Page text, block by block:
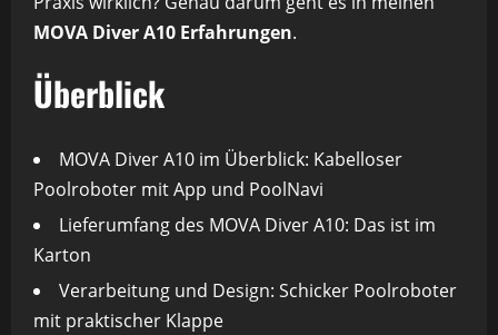
MOVA Diver A10 Erfahrungen.
Überblick
MOVA Diver A10 im Überblick: Kabelloser
Poolroboter mit App und PoolNavi
Lieferumfang des MOVA Diver A10: Das ist im
Karton
Verarbeitung und Design: Schicker Poolroboter
mit praktischer Klappe